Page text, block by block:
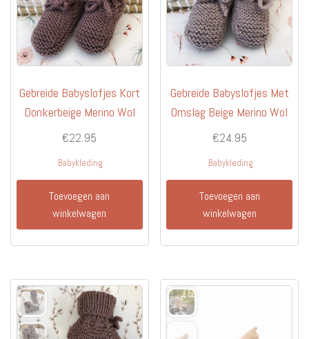
op
de
productpagina
Gebreide Babyslofjes Kort
Donkerbeige Merino Wol
€22.95
Babykleding
Toevoegen aan
winkelwagen
Gebreide Babyslofjes Met
Omslag Beige Merino Wol
€24.95
Babykleding
Toevoegen aan
winkelwagen